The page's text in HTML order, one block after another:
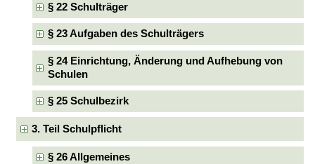
§ 22 Schulträger
§ 23 Aufgaben des Schulträgers
§ 24 Einrichtung, Änderung und Aufhebung von
Schulen
§ 25 Schulbezirk
3. Teil Schulpflicht
§ 26 Allgemeines